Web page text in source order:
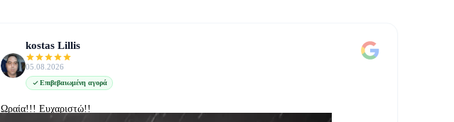
kostas Lillis
05.08.2026
Επιβεβαιωμένη αγορά
Ωραία!!! Ευχαριστώ!!
Δείτε όλες στο Google